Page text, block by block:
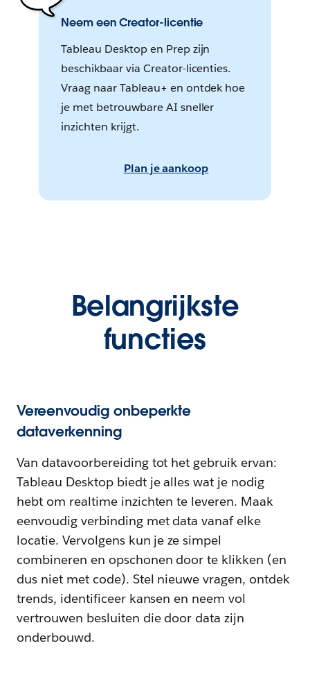
Neem een Creator-licentie
Tableau Desktop en Prep zijn
beschikbaar via Creator-licenties.
Vraag naar Tableau+ en ontdek hoe
je met betrouwbare AI sneller
inzichten krijgt.
Plan je aankoop
Belangrijkste
functies
Vereenvoudig onbeperkte
dataverkenning
Van datavoorbereiding tot het gebruik ervan:
Tableau Desktop biedt je alles wat je nodig
hebt om realtime inzichten te leveren. Maak
eenvoudig verbinding met data vanaf elke
locatie. Vervolgens kun je ze simpel
combineren en opschonen door te klikken (en
dus niet met code). Stel nieuwe vragen, ontdek
trends, identificeer kansen en neem vol
vertrouwen besluiten die door data zijn
onderbouwd.